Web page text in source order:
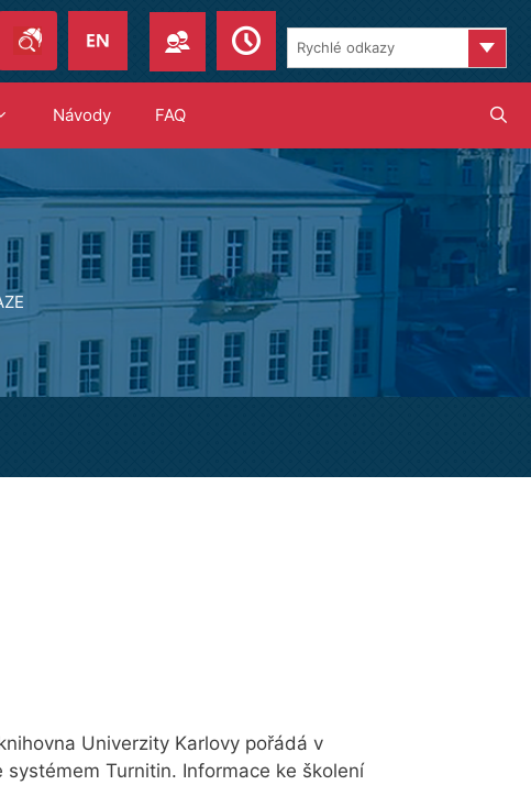
Návody FAQ
Univerzity Karlovy pořádá v
Turnitin. Informace ke školení